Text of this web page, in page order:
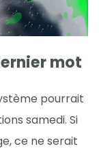
mot
pourrait
samedi. Si
ce ne serait